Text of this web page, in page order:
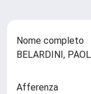
Nome completo
BELARDINI,
Afferenza